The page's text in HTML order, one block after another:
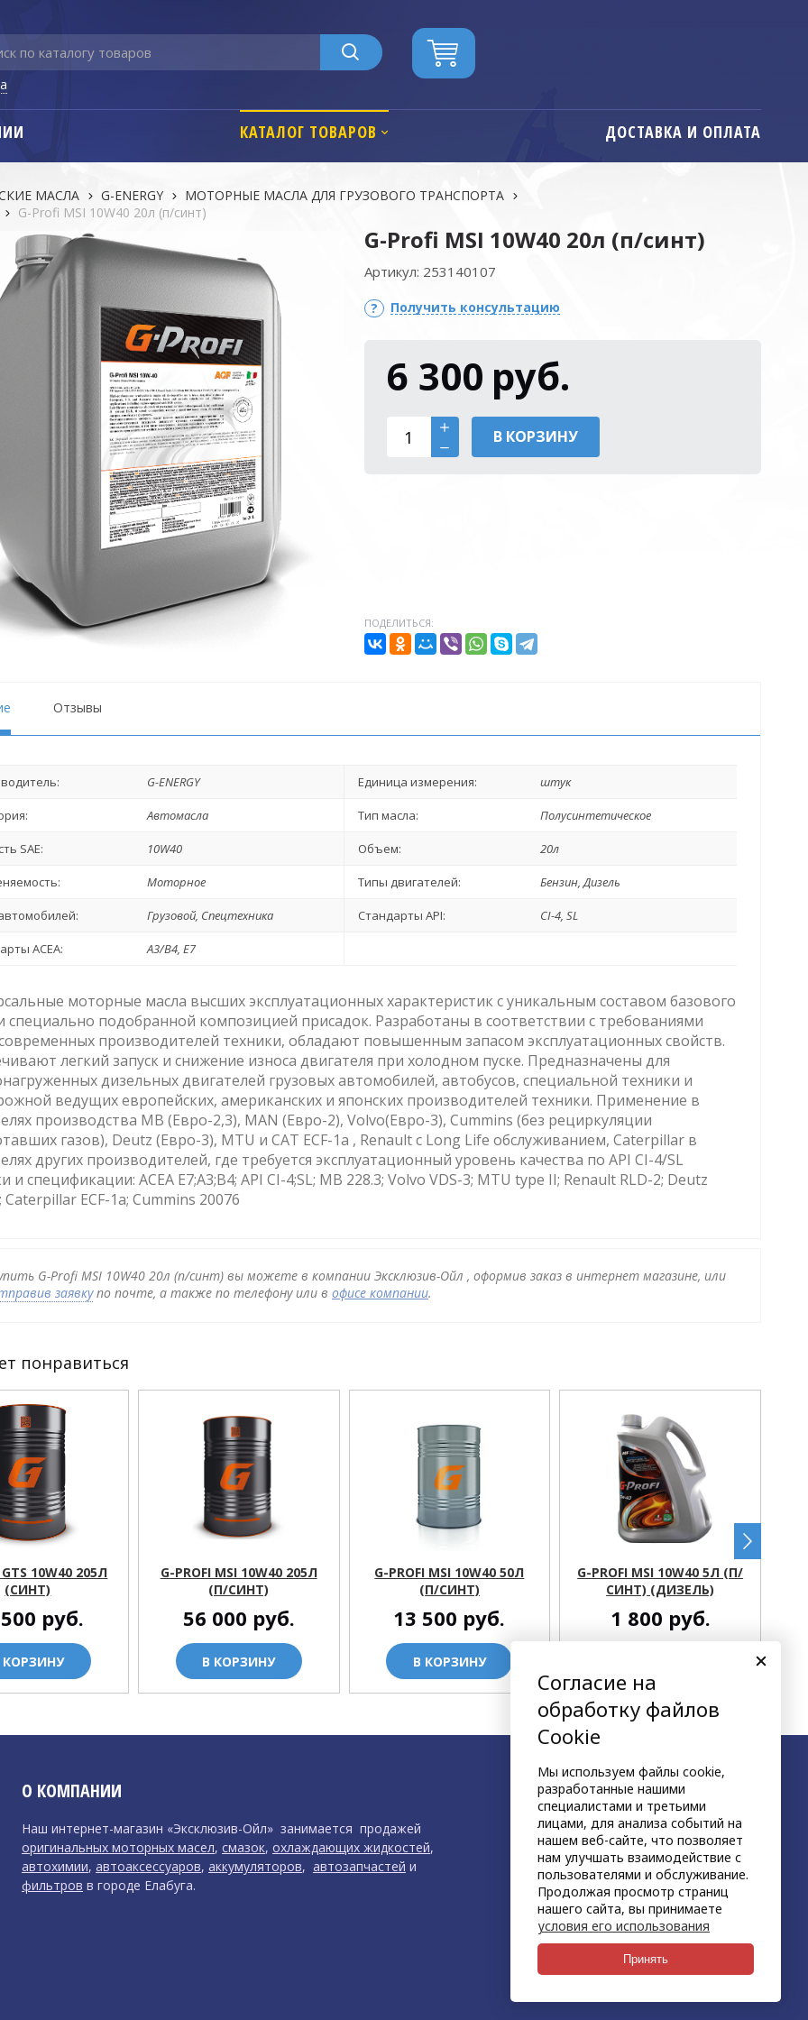
КАТАЛОГ ТОВАРОВ ДОСТАВКА И ОПЛАТА
МАСЛА G-ENERGY
МОТОРНЫЕ МАСЛА ДЛЯ ГРУЗОВОГО ТРАНСПОРТА
G-Profi MSI 10W40 20л (п/синт)
G-Profi MSI 10W40 20л (п/синт)
Артикул: 253140107
Получить консультацию
6 300 руб.
В КОРЗИНУ
ПОДЕЛИТЬСЯ:
Отзывы
G-ENERGY Единица измерения: штук
Автомасла Тип масла: Полусинтетическое
SAE: 10W40 Объем: 20л
Моторное Типы двигателей: Бензин, Дизель
Грузовой, Спецтехника Стандарты API: CI-4, SL
ACEA: A3/B4, E7
моторные масла высших эксплуатационных характеристик с уникальным составом базового
специально подобранной композицией присадок. Разработаны в соответствии с требованиями
производителей техники, обладают повышенным запасом эксплуатационных свойств.
легкий запуск и снижение износа двигателя при холодном пуске. Предназначены для
дизельных двигателей грузовых автомобилей, автобусов, специальной техники и
ведущих европейских, американских и японских производителей техники. Применение в
производства MB (Евро-2,3), MAN (Евро-2), Volvo(Евро-3), Cummins (без рециркуляции
газов), Deutz (Евро-3), MTU и CAT ECF-1a , Renault c Long Life обслуживанием, Caterpillar в
других производителей, где требуется эксплуатационный уровень качества по API CI-4/SL
и спецификации: ACEA E7;A3;B4; API CI-4;SL; MB 228.3; Volvo VDS-3; MTU type II; Renault RLD-2; Deutz
Caterpillar ECF-1a; Cummins 20076
G-Profi MSI 10W40 20л (п/синт) вы можете в компании Эксклюзив-Ойл , оформив заказ в интернет магазине, или
заявкупо почте, а также по телефону или в офисе компании.
понравиться
GTS 10W40 205Л
(СИНТ)
руб.
КОРЗИНУ
G-PROFI MSI 10W40 205Л
(П/СИНТ)
56 000 руб.
В КОРЗИНУ
G-PROFI MSI 10W40 50Л
(П/СИНТ)
13 500 руб.
В КОРЗИНУ
G-PROFI MSI 10W40 5Л (П/
СИНТ) (ДИЗЕЛЬ)
1 800 руб.
О КОМПАНИИ
Наш интернет-магазин «Эксклюзив-Ойл» занимается продажей
оригинальных моторных масел, смазок, охлаждающих жидкостей,
автохимии, автоаксессуаров, аккумуляторов, автозапчастей и
фильтров в городе Елабуга.
продвижение сайта
создан на платформеKORZILLA
Согласие на
обработку файлов
Cookie
Мы используем файлы cookie,
разработанные нашими
специалистами и третьими
лицами, для анализа событий на
нашем веб-сайте, что позволяет
нам улучшать взаимодействие с
пользователями и обслуживание.
Продолжая просмотр страниц
нашего сайта, вы принимаете
условия его использования
Принять